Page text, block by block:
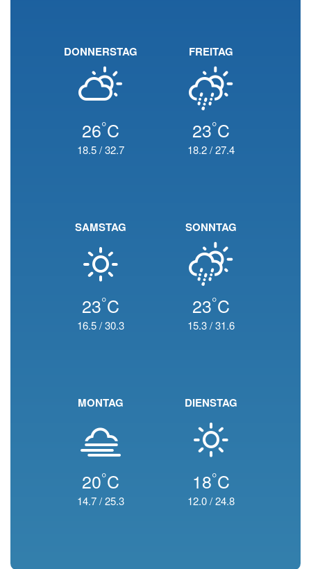
DONNERSTAG
26°C
18.5/32.7
FREITAG
23°C
18.2/27.4
SAMSTAG
23°C
16.5/30.3
SONNTAG
23°C
15.3/31.6
MONTAG
20°C
14.7/25.3
DIENSTAG
18°C
12.0/24.8